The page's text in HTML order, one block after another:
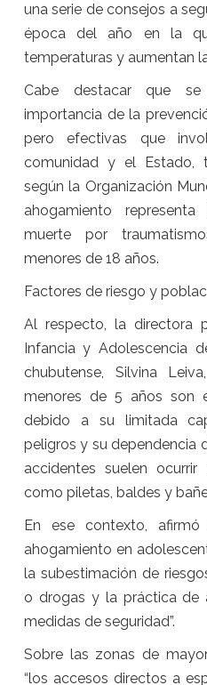
una serie de consejos a
época del año en la
temperaturas y aumentan
Cabe destacar que
importancia de la
pero efectivas que
comunidad y el Estado,
según la Organización
ahogamiento
muerte por
menores de 18 años.
Factores de riesgo y
Al respecto, la directora
Infancia y Adolescencia
chubutense, Silvina
menores de 5 años son
debido a su limitada
peligros y su dependencia
accidentes suelen
como piletas, baldes y
En ese contexto,
ahogamiento en
la subestimación de
o drogas y la práctica de
medidas de seguridad”.
Sobre las zonas de
“los accesos directos a